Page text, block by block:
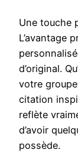
Une touche
L’avantage
d’original.
votre
citation
reflète
d’avoir
possède.